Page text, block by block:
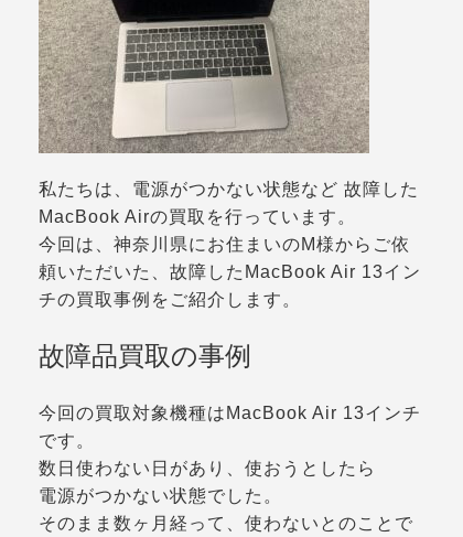
私たちは、電源がつかない状態など 故障した
MacBook Airの買取を行っています。
今回は、神奈川県にお住まいのM様からご依
頼いただいた、故障したMacBook Air 13イン
チの買取事例をご紹介します。
故障品買取の事例
今回の買取対象機種はMacBook Air 13インチ
です。
数日使わない日があり、使おうとしたら
電源がつかない状態でした。
そのまま数ヶ月経って、使わないとのことで